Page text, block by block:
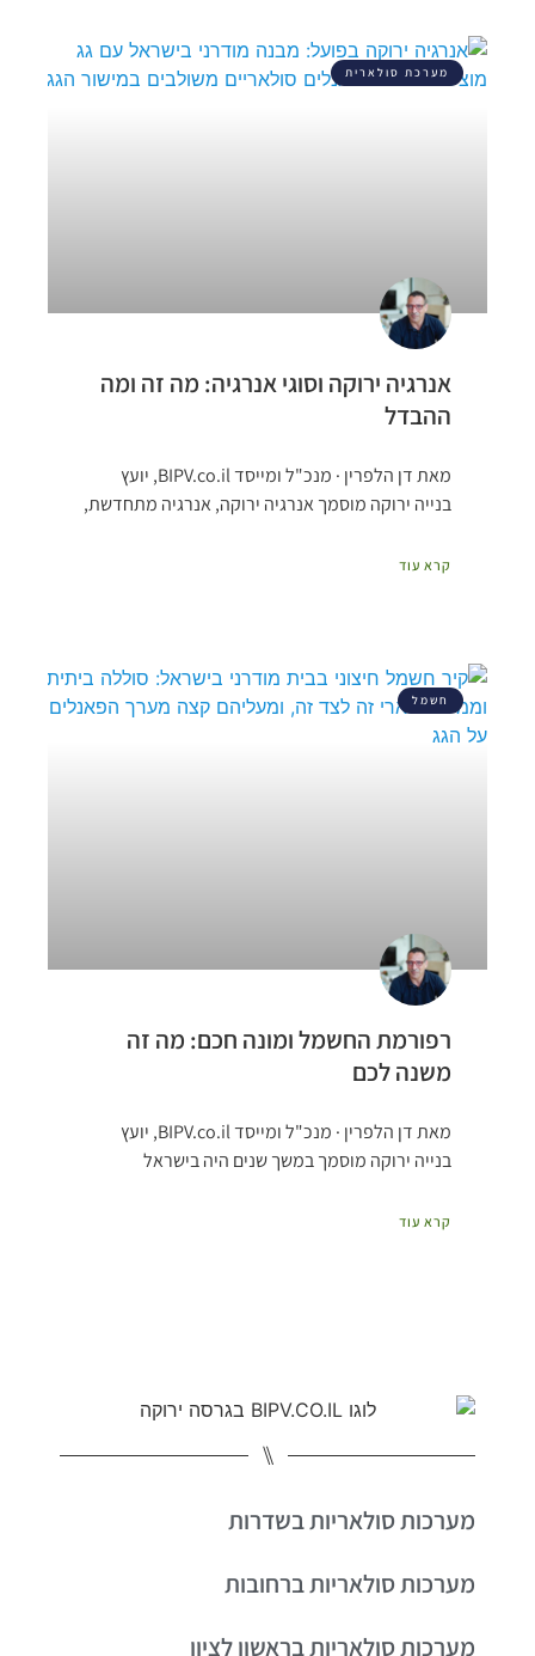
מערכת סולארית
אנרגיה ירוקה וסוגי אנרגיה: מה זה ומה
ההבדל
מאת דן הלפרין · מנכ"ל ומייסד BIPV.co.il, יועץ
בנייה ירוקה מוסמך אנרגיה ירוקה, אנרגיה מתחדשת,
קרא עוד
חשמל
רפורמת החשמל ומונה חכם: מה זה
משנה לכם
מאת דן הלפרין · מנכ"ל ומייסד BIPV.co.il, יועץ
בנייה ירוקה מוסמך במשך שנים היה בישראל
קרא עוד
⑊
מערכות סולאריות בשדרות
מערכות סולאריות ברחובות
מערכות סולאריות בראשון לציון